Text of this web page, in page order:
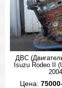
ДВС
Isuzu Rodeo II
2004
Цена: